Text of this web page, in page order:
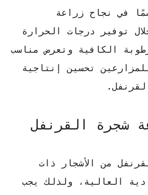
في نجاح زراعة
توفير درجات الحرارة
الكافية وتعرض مناسب
تحسين إنتاجية
شجرة القرنفل
من الأشجار ذات
العالية، ولذلك يجب